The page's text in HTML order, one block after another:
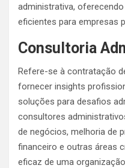
administrativa,
eficientes para empresas
Consultoria
Refere-se à contratação
fornecer insights
soluções para desafios
consultores
de negócios, melhoria de
financeiro e outras áreas
eficaz de uma